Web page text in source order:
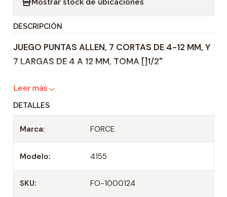
i
d
a
Mostrar stock de ubicaciones
DESCRIPCIÓN
JUEGO PUNTAS ALLEN, 7 CORTAS DE 4-12 MM, Y
7 LARGAS DE 4 A 12 MM, TOMA []1/2"
Leer más
DETALLES
Marca: FORCE
Modelo: 4155
SKU: FO-1000124